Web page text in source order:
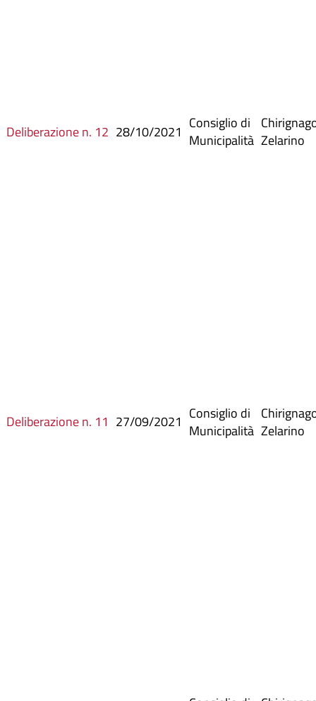
Deliberazione n. 12 28/10/2021 Consiglio di
Municipalità Zelarino
Deliberazione n. 11 27/09/2021 Consiglio di
Municipalità Zelarino